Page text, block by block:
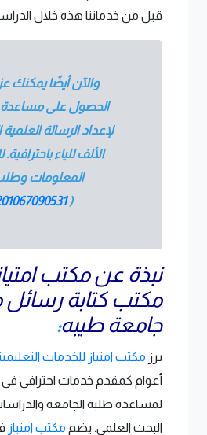
قبل من خدماتنا هذه خلال
والآن أيضًا يمكنك
الحصول على مساعدة
لإعداد الرسالة
الألف للياء
المعلومات
(
نبذة عن مكتب
مكتب كتابة رسائل
جامعة طيبه:
برز مكتب امتياز للخدمات
أعوام كمقدم خدمات احترافي في
لمساعدة طلبة الجامعة
البحث العلمي. يضم مكتب امتياز